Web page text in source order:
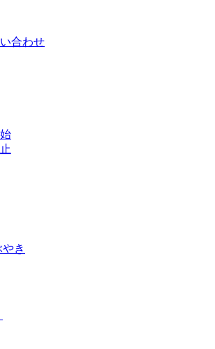
合わせ
き